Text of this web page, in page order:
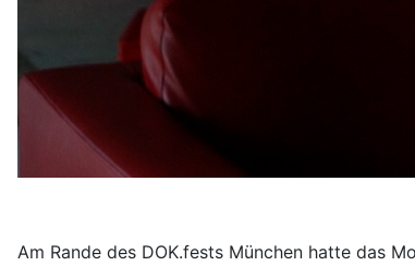
Am Rande des DOK.fests München hatte das